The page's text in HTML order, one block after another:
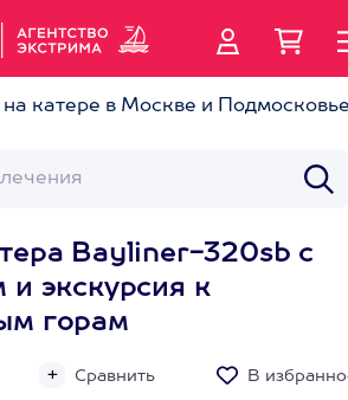
на катере в Москве и
Bayliner-320sb с
и экскурсия к
горам
Сравнить В